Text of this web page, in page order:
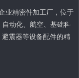
业精密件加工厂，位于
动化、航空、基础科
震器等设备配件的精